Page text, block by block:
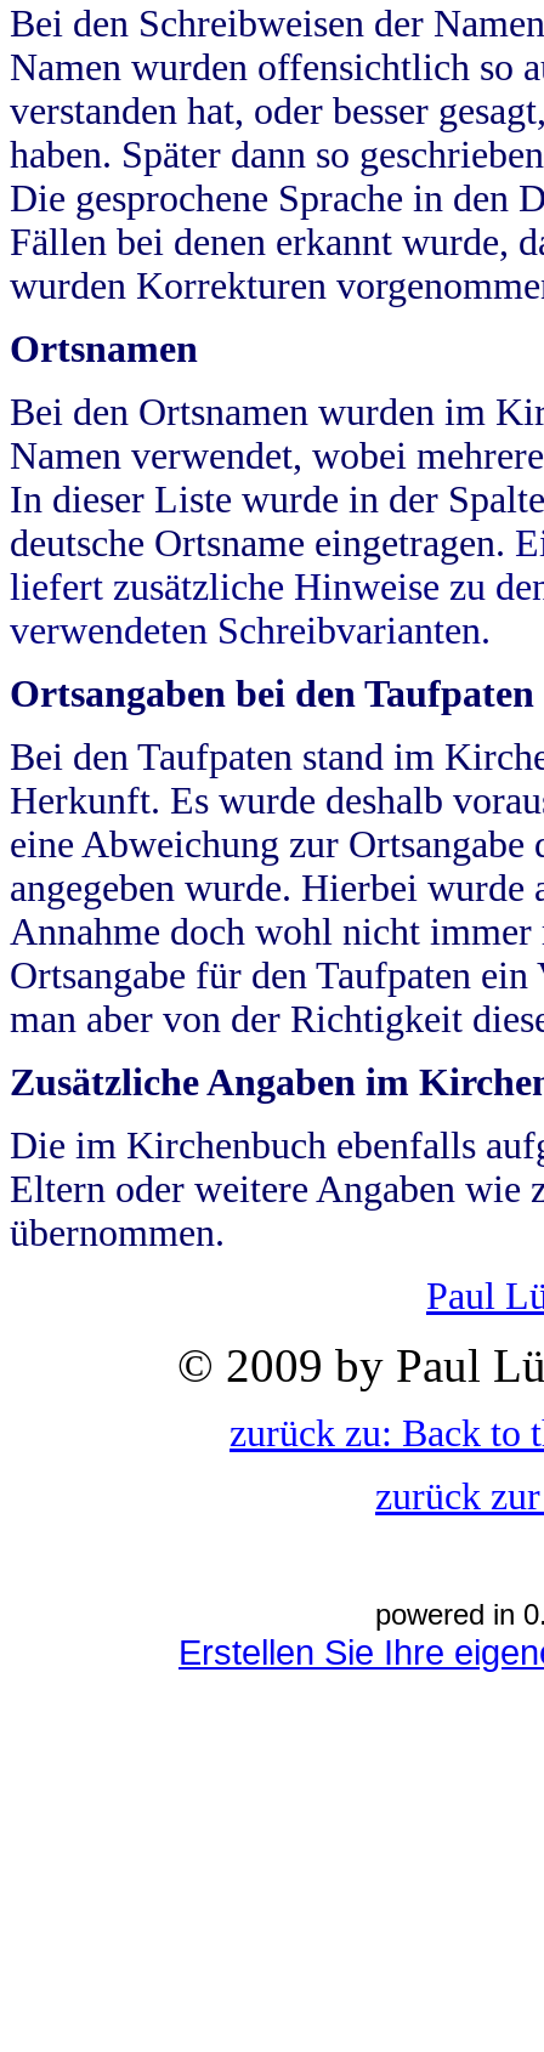
Bei den Schreibweisen der
Namen wurden offensichtlich so
verstanden hat, oder besser
haben. Später dann so
Die gesprochene Sprache in
Fällen bei denen erkannt wurde,
wurden Korrekturen
Ortsnamen
Bei den Ortsnamen wurden im
Namen verwendet, wobei
In dieser Liste wurde in der
deutsche Ortsname eingetragen.
liefert zusätzliche Hinweise zu
verwendeten Schreibvarianten.
Ortsangaben bei den Taufpaten
Bei den Taufpaten stand im
Herkunft. Es wurde deshalb
eine Abweichung zur
angegeben wurde. Hierbei wurde
Annahme doch wohl nicht
Ortsangabe für den Taufpaten
man aber von der Richtigkeit
Zusätzliche Angaben im
Die im Kirchenbuch ebenfalls
Eltern oder weitere Angaben wie
übernommen.
Paul
© 2009 by Paul
zurück zu: Back to
zurück
powered in
Erstellen Sie Ihre